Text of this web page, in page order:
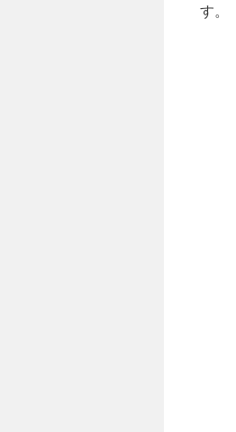
す。